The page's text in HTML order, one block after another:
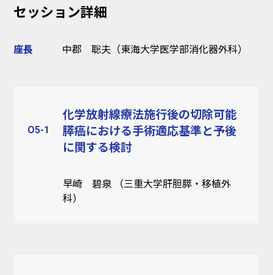
セッション詳細
座長 中郡 聡夫（東海大学医学部消化器外科）
O5-1
化学放射線療法施行後の切除可能
膵癌における手術適応基準と予後
に関する検討
早崎 碧泉 （三重大学肝胆膵・移植外
科）